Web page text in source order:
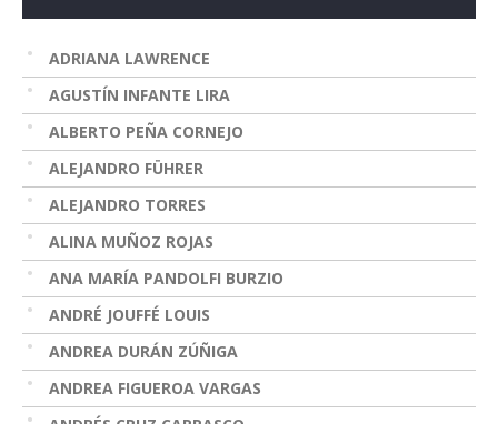
ADRIANA LAWRENCE
AGUSTÍN INFANTE LIRA
ALBERTO PEÑA CORNEJO
ALEJANDRO FÜHRER
ALEJANDRO TORRES
ALINA MUÑOZ ROJAS
ANA MARÍA PANDOLFI BURZIO
ANDRÉ JOUFFÉ LOUIS
ANDREA DURÁN ZÚÑIGA
ANDREA FIGUEROA VARGAS